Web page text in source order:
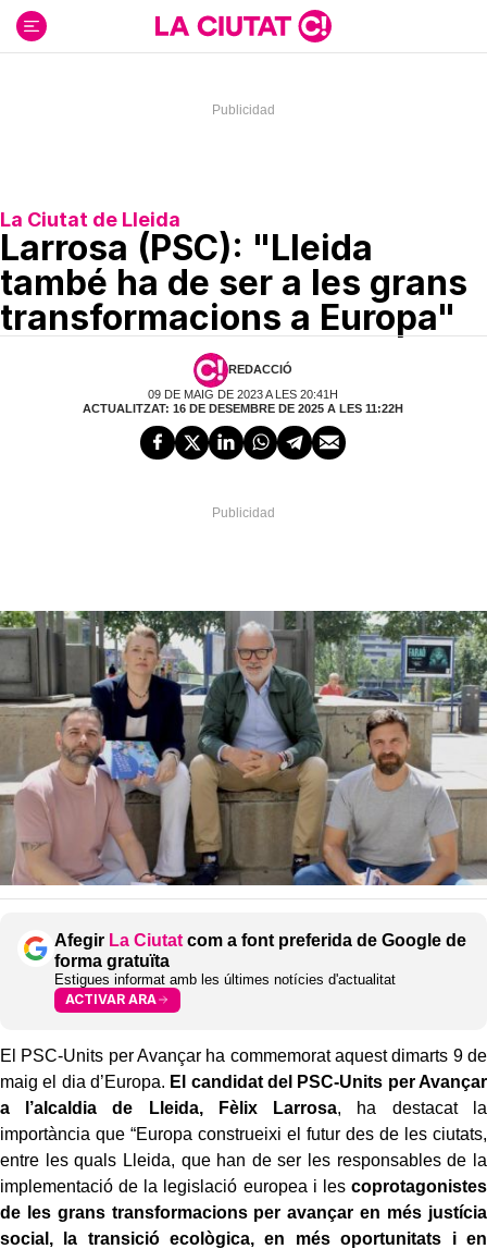
contenido
La Ciutat de Lleida
Larrosa (PSC): "Lleida
també ha de ser a les grans
transformacions a Europa"
REDACCIÓ
09 DE MAIG DE 2023 A LES 20:41H
ACTUALITZAT: 16 DE DESEMBRE DE 2025 A LES 11:22H
Afegir La Ciutat com a font preferida de Google de
forma gratuïta
Estigues informat amb les últimes notícies d'actualitat
ACTIVAR ARA
El PSC-Units per Avançar ha commemorat aquest dimarts 9 de
maig el dia d’Europa. El candidat del PSC-Units per Avançar
a l’alcaldia de Lleida, Fèlix Larrosa, ha destacat la
importància que “Europa construeixi el futur des de les ciutats,
entre les quals Lleida, que han de ser les responsables de la
implementació de la legislació europea i les coprotagonistes
de les grans transformacions per avançar en més justícia
social, la transició ecològica, en més oportunitats i en